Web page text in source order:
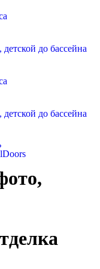
до бассейна
до бассейна